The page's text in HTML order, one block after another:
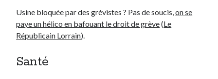
Usine bloquée par des grévistes ? Pas de soucis,on se
paye un hélico en bafouant le droit de grève(Le
Républicain Lorrain).
Santé